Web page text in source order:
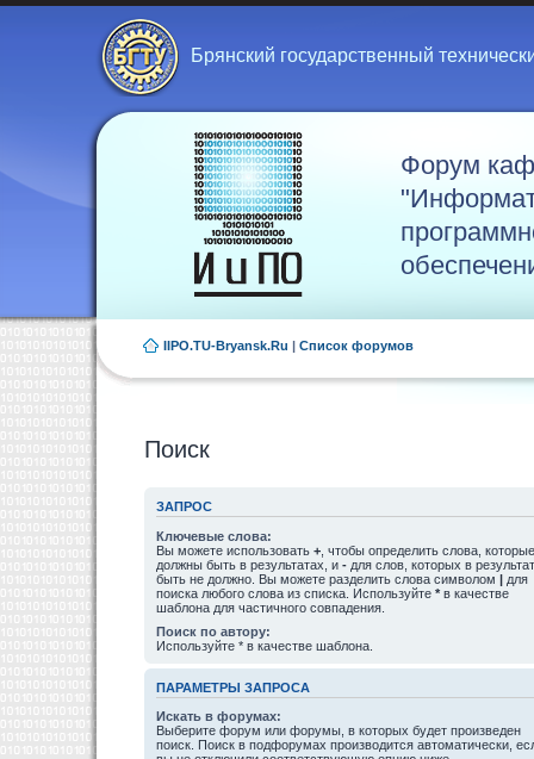
Брянский государственный
Форум
IIPO.TU-Bryansk.Ru | Список форумов
Поиск
ЗАПРОС
Ключевые слова:
Вы можете использовать + , чтобы определить слова, которые
должны быть в результатах, и - для слов, которых в
быть не должно. Вы можете разделить слова символом | для
поиска любого слова из списка. Используйте * в качестве
шаблона для частичного совпадения.
Поиск по автору:
Используйте * в качестве шаблона.
ПАРАМЕТРЫ ЗАПРОСА
Искать в форумах:
Выберите форум или форумы, в которых будет произведен
поиск. Поиск в подфорумах производится автоматически,